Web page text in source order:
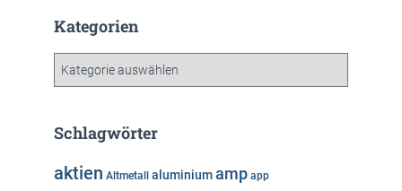
h
Kategorien
g
r
Schlagwörter
aktien Altmetall aluminiumamp app